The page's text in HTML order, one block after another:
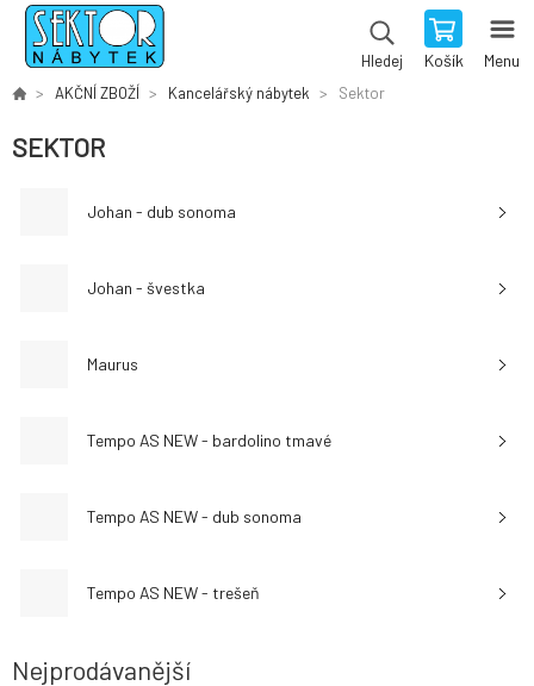
Hledej Košík Menu
AKČNÍ ZBOŽÍ Kancelářský nábytek Sektor
SEKTOR
Johan - dub sonoma
Johan - švestka
Maurus
Tempo AS NEW - bardolino tmavé
Tempo AS NEW - dub sonoma
Tempo AS NEW - trešeň
Nejprodávanější